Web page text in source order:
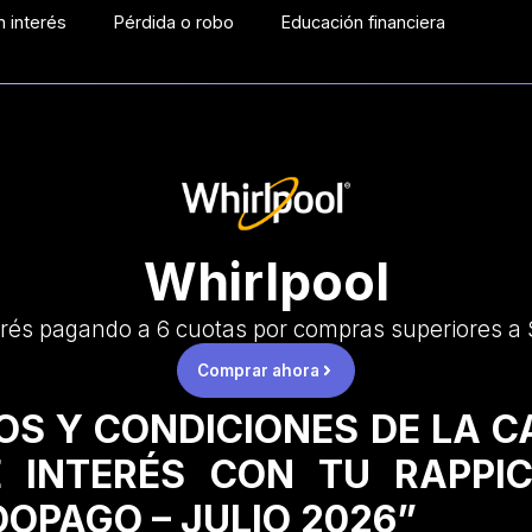
interés Pérdida o robo Educación financiera
Whirlpool
pagando a 6 cuotas por compras superiores a
Comprar ahora
Y CONDICIONES DE LA
CON TU
– JULIO 2026”